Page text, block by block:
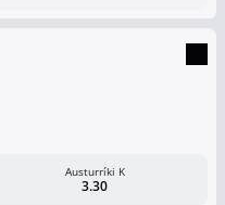
Austurríki K
3.30